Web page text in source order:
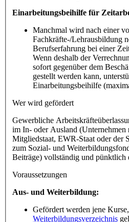
Einarbeitungsbeihilfe für
Manchmal wird nach einer
Fachkräfte-/Lehrausbildung
Berufserfahrung bei einer
Wenn deshalb der
sofort gegenüber dem
gestellt werden kann,
Einarbeitungsbeihilfe
Wer wird gefördert
Gewerbliche
im In- oder Ausland
Mitgliedstaat, EWR-Staat oder der
zum Sozial- und
Beiträge) vollständig und pünktlich
Voraussetzungen
Aus- und Weiterbildung:
Gefördert werden jene
Weiterbildungsverzeichnis